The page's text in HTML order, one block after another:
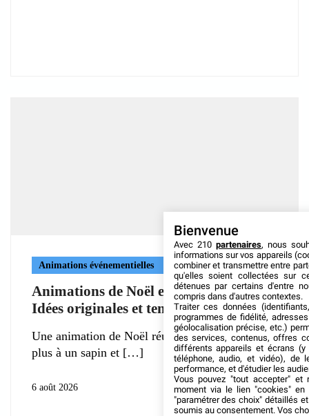
Animations événementielles
Animations de Noël en entreprise :
Idées originales et tendances 2026
Une animation de Noël réussie ne se résume
plus à un sapin et
6 août 2026
Bienvenue
Avec 210 partenaires, nous
informations sur vos appareils
combiner et transmettre entre
qu'elles soient collectées sur
détenues par certains d'entre
compris dans d'autres contextes.
Traiter ces données
programmes de fidélité,
géolocalisation précise, etc.)
des services, contenus, offres
différents appareils et écrans (y
téléphone, audio, et vidéo), de
performance, et d'étudier les
Vous pouvez "tout accepter" et
moment via le lien "cookies" en
"paramétrer des choix" détaillés
soumis au consentement. Vos